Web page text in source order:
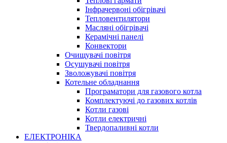
Інфрачервоні обігрівачі
Тепловентилятори
Масляні обігрівачі
Керамічні панелі
Конвектори
Очищувачі повітря
Осушувачі повітря
Зволожувачі повітря
Котельне обладнання
Програматори для газового котла
Комплектуючі до газових котлів
Котли газові
Котли електричні
Твердопаливні котли
ЕЛЕКТРОНІКА